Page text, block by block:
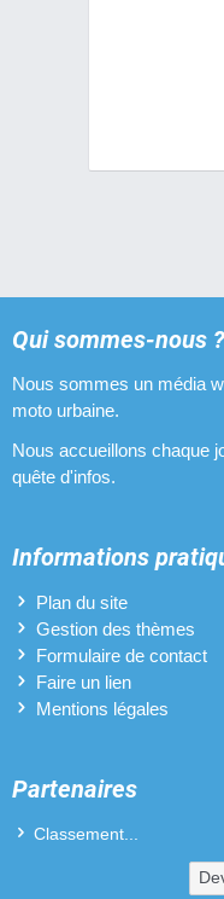
Qui sommes-nous ?
Nous sommes un média
moto urbaine.
Nous accueillons chaque
quête d'infos.
Informations
Plan du site
Gestion des thèmes
Formulaire de contact
Faire un lien
Mentions légales
Partenaires
Classement...